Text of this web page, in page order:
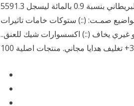
0.6 ليصل إلى 333.9 نقطة، في حين انخفض مؤشر "فوتسي" البريطاني بنسبة 0.9 بالمائة ليسجل 5591.3
صمـت: (::) ستوكات خامات تاثيرات
غيري يخاف (::) اكسسوارات شيك للعنق..